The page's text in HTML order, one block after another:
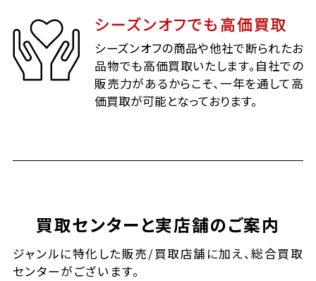
シーズンオフでも高価買取
シーズンオフの商品や他社で断られたお
品物でも高価買取いたします。自社での
販売力があるからこそ、一年を通して高
価買取が可能となっております。
買取センターと実店舗のご案内
ジャンルに特化した販売/買取店舗に加え、総合買取
センターがございます。